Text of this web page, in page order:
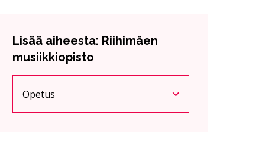
Lisää aiheesta: Riihimäen
musiikkiopisto
Nykyinen sivu
Opetus
Klikkaa käyttääksesi valikkoa